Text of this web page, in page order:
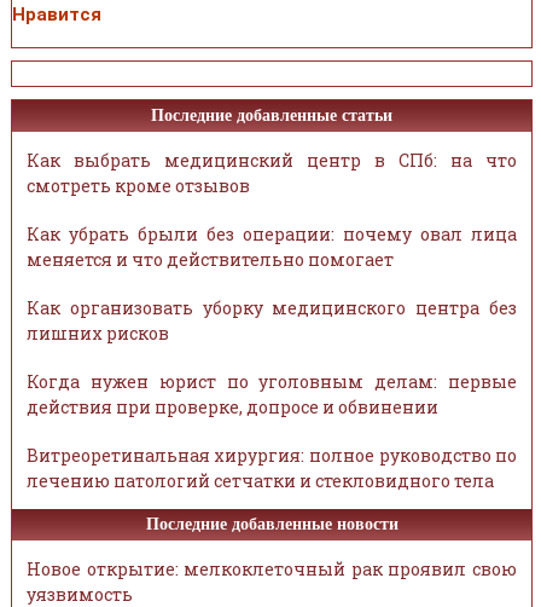
Нравится
Последние добавленные статьи
Как выбрать медицинский центр в СПб: на что
смотреть кроме отзывов
Как убрать брыли без операции: почему овал лица
меняется и что действительно помогает
Как организовать уборку медицинского центра без
лишних рисков
Когда нужен юрист по уголовным делам: первые
действия при проверке, допросе и обвинении
Витреоретинальная хирургия: полное руководство по
лечению патологий сетчатки и стекловидного тела
Последние добавленные новости
Новое открытие: мелкоклеточный рак проявил свою
уязвимость